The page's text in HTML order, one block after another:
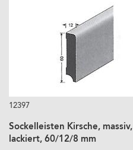
12397
Sockelleisten Kirsche, massiv,
lackiert, 60/12/8 mm